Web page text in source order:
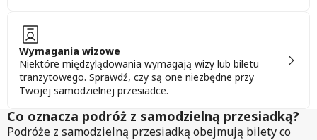
Wymagania wizowe
Niektóre międzylądowania wymagają wizy lub biletu
tranzytowego. Sprawdź, czy są one niezbędne przy
Twojej samodzielnej przesiadce.
Co oznacza podróż z samodzielną przesiadką?
Podróże z samodzielną przesiadką obejmują bilety co